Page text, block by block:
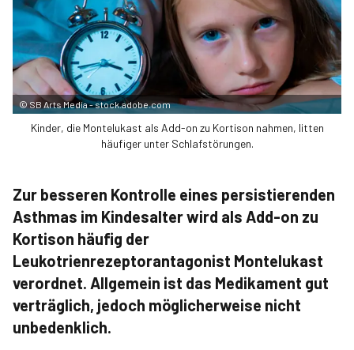
©SB Arts Media - stock.adobe.com
Kinder, die Montelukast als Add-on zu Kortison nahmen, litten
häufiger unter Schlafstörungen.
Zur besseren Kontrolle eines persistierenden
Asthmas im Kindesalter wird als Add-on zu
Kortison häufig der
Leukotrienrezeptorantagonist Montelukast
verordnet. Allgemein ist das Medikament gut
verträglich, jedoch möglicherweise nicht
unbedenklich.